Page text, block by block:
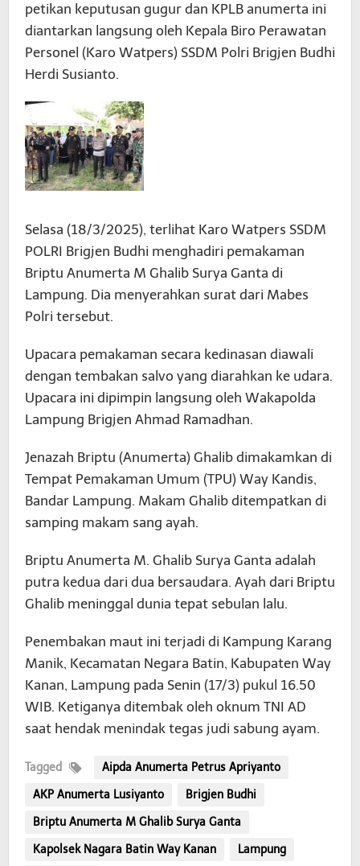
petikan keputusan gugur dan KPLB anumerta ini
diantarkan langsung oleh Kepala Biro Perawatan
Personel (Karo Watpers) SSDM Polri Brigjen Budhi
Herdi Susianto.
Selasa (18/3/2025), terlihat Karo Watpers SSDM
POLRI Brigjen Budhi menghadiri pemakaman
Briptu Anumerta M Ghalib Surya Ganta di
Lampung. Dia menyerahkan surat dari Mabes
Polri tersebut.
Upacara pemakaman secara kedinasan diawali
dengan tembakan salvo yang diarahkan ke udara.
Upacara ini dipimpin langsung oleh Wakapolda
Lampung Brigjen Ahmad Ramadhan.
Jenazah Briptu (Anumerta) Ghalib dimakamkan di
Tempat Pemakaman Umum (TPU) Way Kandis,
Bandar Lampung. Makam Ghalib ditempatkan di
samping makam sang ayah.
Briptu Anumerta M. Ghalib Surya Ganta adalah
putra kedua dari dua bersaudara. Ayah dari Briptu
Ghalib meninggal dunia tepat sebulan lalu.
Penembakan maut ini terjadi di Kampung Karang
Manik, Kecamatan Negara Batin, Kabupaten Way
Kanan, Lampung pada Senin (17/3) pukul 16.50
WIB. Ketiganya ditembak oleh oknum TNI AD
saat hendak menindak tegas judi sabung ayam.
Tagged
Aipda Anumerta Petrus Apriyanto
AKP Anumerta Lusiyanto
Brigjen Budhi
Briptu Anumerta M Ghalib Surya Ganta
Kapolsek Nagara Batin Way Kanan
Lampung